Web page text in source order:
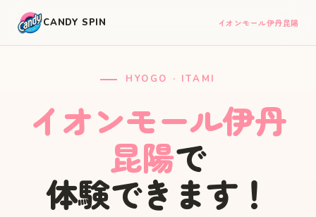
CANDY SPIN イオンモール伊丹昆陽
HYOGO · ITAMI
イオンモール伊丹
昆陽で
体験できます！